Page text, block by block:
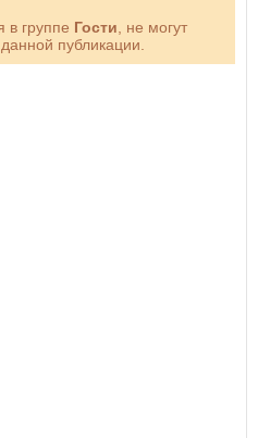
в группе Гости, не могут
публикации.